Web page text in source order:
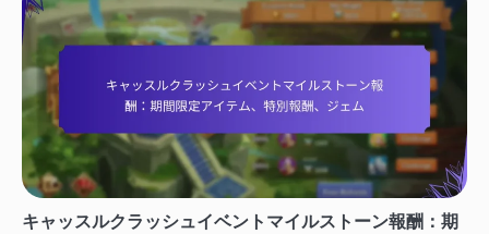
キャッスルクラッシュイベントマイルストーン報酬：期